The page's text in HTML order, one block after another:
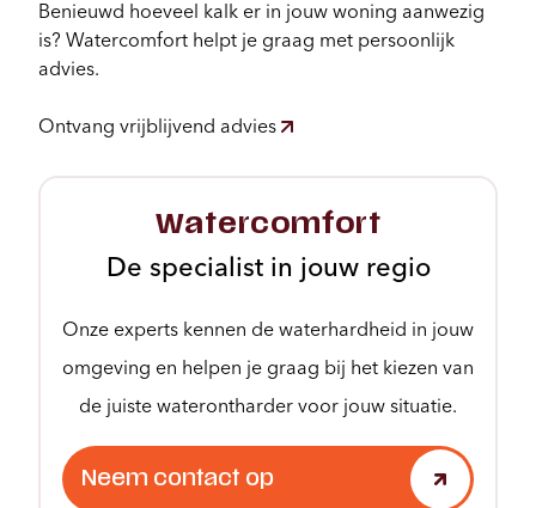
Benieuwd hoeveel kalk er in jouw woning aanwezig
is? Watercomfort helpt je graag met persoonlijk
advies.
Ontvang vrijblijvend advies
Watercomfort
De specialist in jouw regio
Onze experts kennen de waterhardheid in jouw
omgeving en helpen je graag bij het kiezen van
de juiste waterontharder voor jouw situatie.
Neem contact op